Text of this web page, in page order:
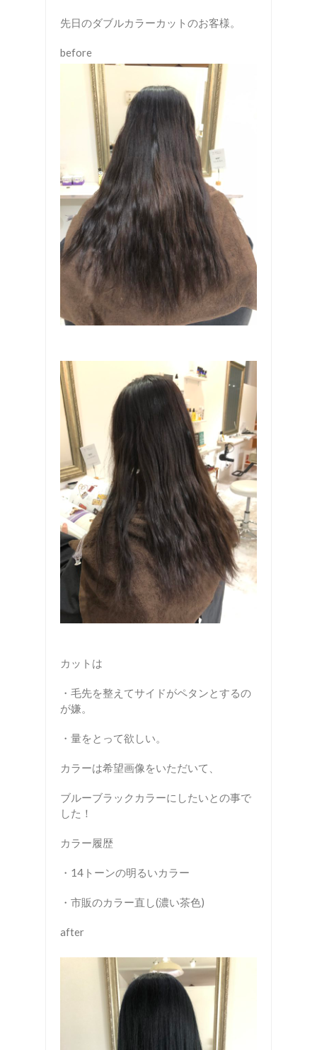
先日のダブルカラーカットのお客様。
before
カットは
・毛先を整えてサイドがペタンとするの
が嫌。
・量をとって欲しい。
カラーは希望画像をいただいて、
ブルーブラックカラーにしたいとの事で
した！
カラー履歴
・14トーンの明るいカラー
・市販のカラー直し(濃い茶色)
after